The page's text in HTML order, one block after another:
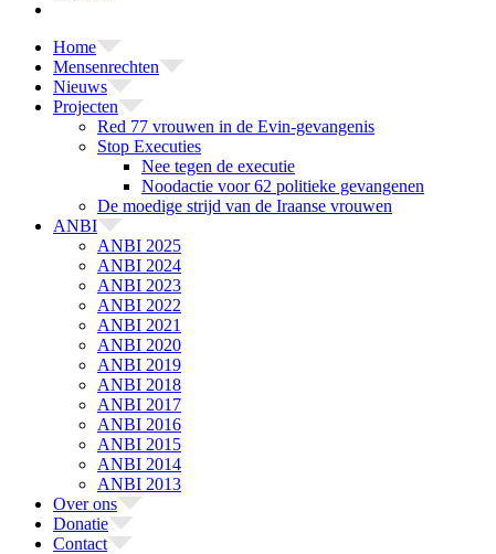
Home
Mensenrechten
Nieuws
Projecten
Red 77 vrouwen in de Evin-gevangenis
Stop Executies
Nee tegen de executie
Noodactie voor 62 politieke gevangenen
De moedige strijd van de Iraanse vrouwen
ANBI
ANBI 2025
ANBI 2024
ANBI 2023
ANBI 2022
ANBI 2021
ANBI 2020
ANBI 2019
ANBI 2018
ANBI 2017
ANBI 2016
ANBI 2015
ANBI 2014
ANBI 2013
Over ons
Donatie
Contact